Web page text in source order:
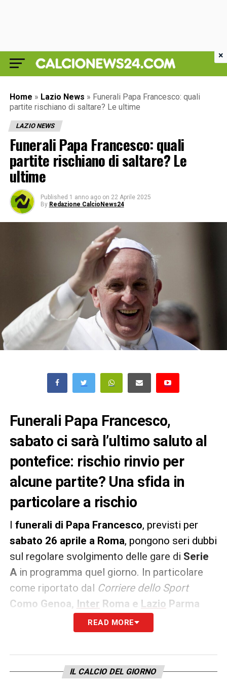
Home » Lazio News » Funerali Papa Francesco: quali
partite rischiano di saltare? Le ultime
LAZIO NEWS
Funerali Papa Francesco: quali
partite rischiano di saltare? Le
ultime
Published 1 anno ago on 22 Aprile 2025
By Redazione CalcioNews24
Funerali Papa Francesco,
sabato ci sarà l’ultimo saluto al
pontefice: rischio rinvio per
alcune partite? Una sfida in
particolare a rischio
I funerali di Papa Francesco, previsti per
sabato 26 aprile a Roma, pongono seri dubbi
sul regolare svolgimento delle gare di Serie
Ain programma quel giorno. In particolare
come riportato dal Corriere dello Sport
Como Genoa, Inter Roma e Lazio Parma
rischiano il rinvio, soprattutto quest’ultima,
prevista nella Capitale nelleore serali
saluto al Pontefice. Per motivi di ordine
READ MORE
IL CALCIO DEL GIORNO
×